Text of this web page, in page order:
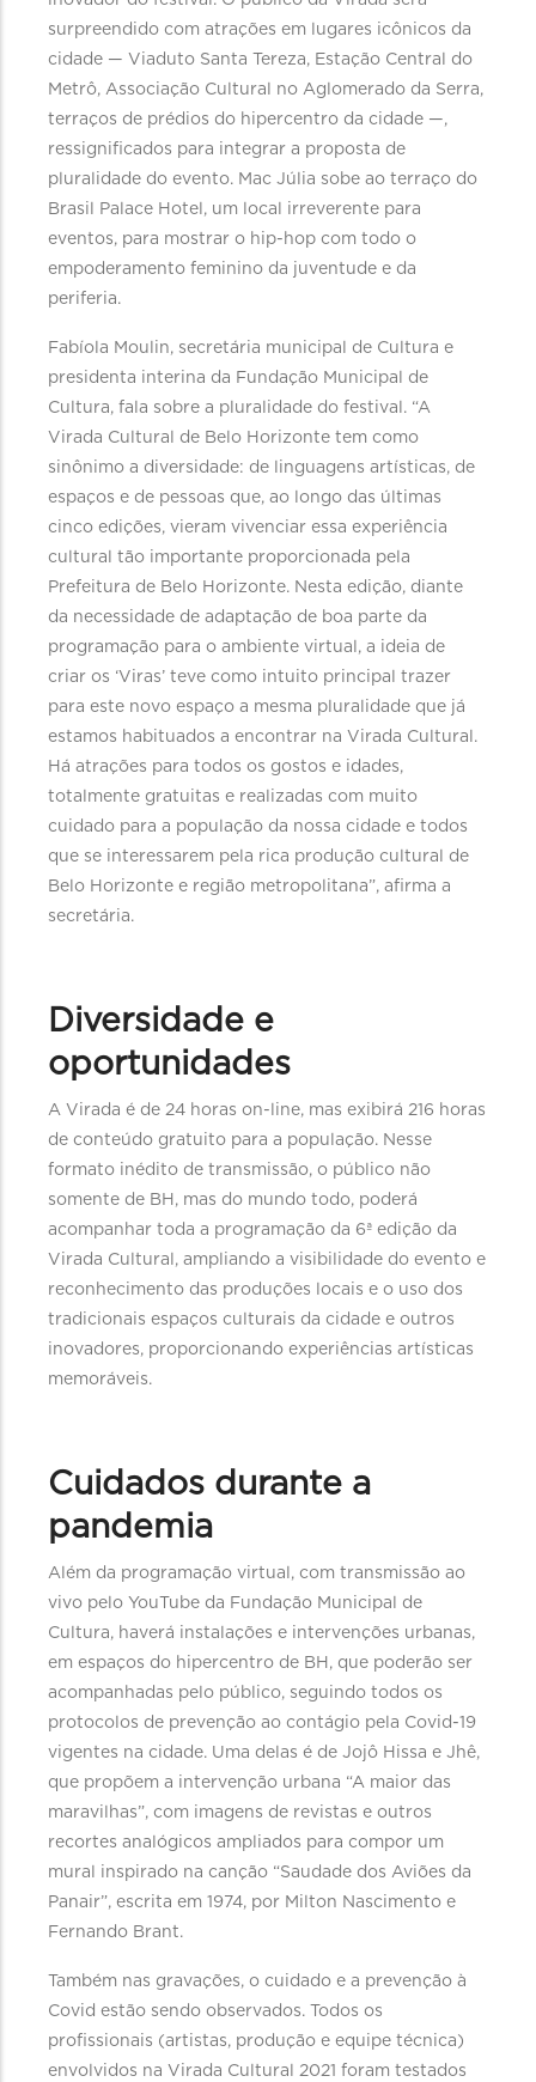
surpreendido com atrações em lugares icônicos da
cidade — Viaduto Santa Tereza, Estação Central do
Metrô, Associação Cultural no Aglomerado da Serra,
terraços de prédios do hipercentro da cidade —,
ressignificados para integrar a proposta de
pluralidade do evento. Mac Júlia sobe ao terraço do
Brasil Palace Hotel, um local irreverente para
eventos, para mostrar o hip-hop com todo o
empoderamento feminino da juventude e da
periferia.
Fabíola Moulin, secretária municipal de Cultura e
presidenta interina da Fundação Municipal de
Cultura, fala sobre a pluralidade do festival. “A
Virada Cultural de Belo Horizonte tem como
sinônimo a diversidade: de linguagens artísticas, de
espaços e de pessoas que, ao longo das últimas
cinco edições, vieram vivenciar essa experiência
cultural tão importante proporcionada pela
Prefeitura de Belo Horizonte. Nesta edição, diante
da necessidade de adaptação de boa parte da
programação para o ambiente virtual, a ideia de
criar os ‘Viras’ teve como intuito principal trazer
para este novo espaço a mesma pluralidade que já
estamos habituados a encontrar na Virada Cultural.
Há atrações para todos os gostos e idades,
totalmente gratuitas e realizadas com muito
cuidado para a população da nossa cidade e todos
que se interessarem pela rica produção cultural de
Belo Horizonte e região metropolitana”, afirma a
secretária.
Diversidade e
oportunidades
A Virada é de 24 horas on-line, mas exibirá 216 horas
de conteúdo gratuito para a população. Nesse
formato inédito de transmissão, o público não
somente de BH, mas do mundo todo, poderá
acompanhar toda a programação da 6ª edição da
Virada Cultural, ampliando a visibilidade do evento e
reconhecimento das produções locais e o uso dos
tradicionais espaços culturais da cidade e outros
inovadores, proporcionando experiências artísticas
memoráveis.
Cuidados durante a
pandemia
Além da programação virtual, com transmissão ao
vivo pelo YouTube da Fundação Municipal de
Cultura, haverá instalações e intervenções urbanas,
em espaços do hipercentro de BH, que poderão ser
acompanhadas pelo público, seguindo todos os
protocolos de prevenção ao contágio pela Covid-19
vigentes na cidade. Uma delas é de Jojô Hissa e Jhê,
que propõem a intervenção urbana “A maior das
maravilhas”, com imagens de revistas e outros
recortes analógicos ampliados para compor um
mural inspirado na canção “Saudade dos Aviões da
Panair”, escrita em 1974, por Milton Nascimento e
Fernando Brant.
Também nas gravações, o cuidado e a prevenção à
Covid estão sendo observados. Todos os
profissionais (artistas, produção e equipe técnica)
envolvidos na Virada Cultural 2021 foram testados